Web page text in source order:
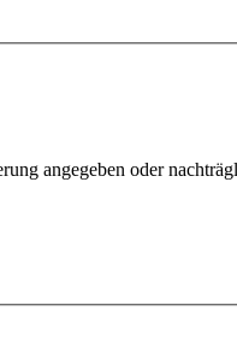
angegeben oder